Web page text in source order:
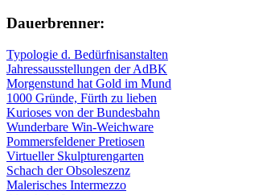
Dau­er­bren­ner:
Typologie d. Bedürfnisanstalten
Jahressausstellungen der AdBK
Morgenstund hat Gold im Mund
1000 Gründe, Fürth zu lieben
Kurioses von der Bundesbahn
Wunderbare Win-Weichware
Pommersfeldener Pretiosen
Virtueller Skulpturengarten
Schach der Obsoleszenz
Malerisches Intermezzo